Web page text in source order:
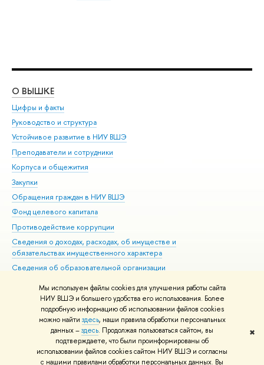
Мы используем файлы cookies для улучшения работы сайта
НИУ ВШЭ и большего удобства его использования. Более
подробную информацию об использовании файлов cookies
можно найти здесь, наши правила обработки персональных
данных –здесь. Продолжая пользоваться сайтом, вы
подтверждаете, что были проинформированы об
использовании файлов cookies сайтом НИУ ВШЭ и согласны
с нашими правилами обработки персональных данных. Вы
✖
О ВЫШКЕ
Цифры и факты
Руководство и структура
Устойчивое развитие в НИУ ВШЭ
Преподаватели и сотрудники
Корпуса и общежития
Закупки
Обращения граждан в НИУ ВШЭ
Фонд целевого капитала
Противодействие коррупции
Сведения о доходах, расходах, об имуществе и
обязательствах имущественного характера
Сведения об образовательной организации
Людям с ограниченными возможностями здоровья
Единая платежная страница
Работа в Вышке
© НИУ ВШЭ 1993–2026 Адреса и контакты Условия использования
материалов Политика конфиденциальности Карта сайта